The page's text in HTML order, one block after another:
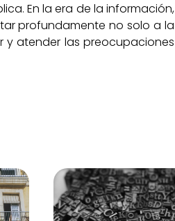
En la era de la información,
profundamente no solo a la
y atender las preocupaciones